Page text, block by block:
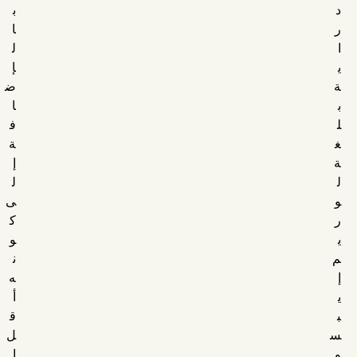
د
ر
ا
ي
ة
ب
ل
غ
ة
ل
و
ر
ي
م
إ
ي
ب
س
و
ب
ا
ل
إ
ض
ا
ف
ة
إ
ل
ى
ك
و
ن
ه
أ
ق
ل
إ